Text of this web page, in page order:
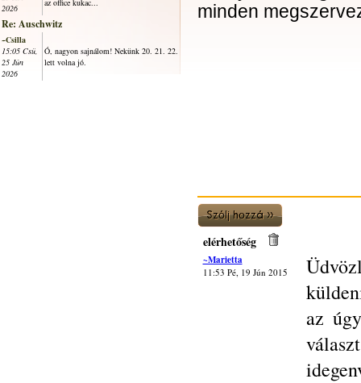
2026
az office kukac...
Re: Auschwitz
~Csilla
15:05 Csü,
25 Jún
2026
Ó, nagyon sajnálom! Nekünk 20. 21. 22.
lett volna jó.
minden
elérhetőség
~Marietta
11:53 Pé, 19 Jún 2015
az